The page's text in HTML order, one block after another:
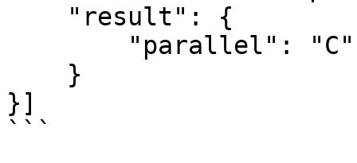
}]
```